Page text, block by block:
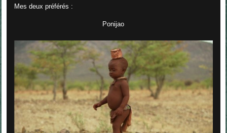
Mes deux préférés :
Ponijao